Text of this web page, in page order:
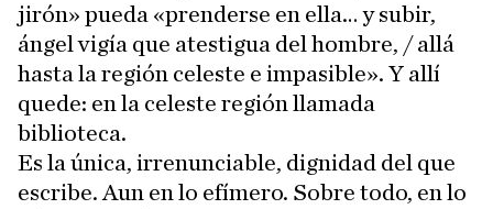
jirón» pueda «prenderse en ella… y subir,
ángel vigía que atestigua del hombre, / allá
hasta la región celeste e impasible». Y allí
quede: en la celeste región llamada
biblioteca.
Es la única, irrenunciable, dignidad del que
escribe. Aun en lo efímero. Sobre todo, en lo